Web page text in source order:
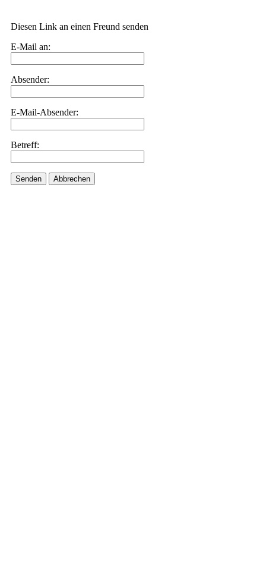
Diesen Link an einen Freund senden
E-Mail an:
Absender:
E-Mail-Absender:
Betreff:
Senden Abbrechen